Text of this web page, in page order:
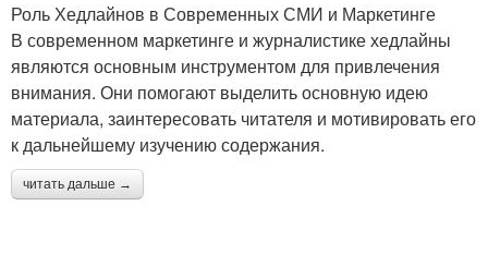
Роль Хедлайнов в Современных СМИ и Маркетинге
В современном маркетинге и журналистике хедлайны
являются основным инструментом для привлечения
внимания. Они помогают выделить основную идею
материала, заинтересовать читателя и мотивировать его
к дальнейшему изучению содержания.
читать дальше →